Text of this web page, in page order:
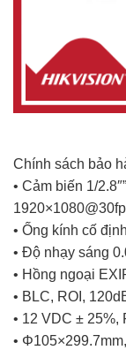
Chính sách bảo
• Cảm biến 1/
• Ống kính cố
• Độ nhạy sáng
• Hồng ngoại
• BLC, ROI,
• 12 VDC ± 25%,
•